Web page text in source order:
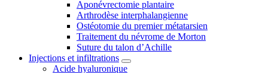
Aponévrectomie plantaire
Arthrodèse interphalangienne
Ostéotomie du premier métatarsien
Traitement du névrome de Morton
Suture du talon d’Achille
Injections et infiltrations
Acide hyaluronique